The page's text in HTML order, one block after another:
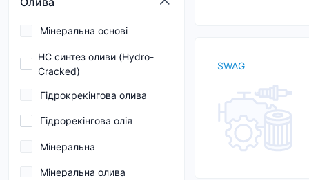
A3/B4/E7
A5
A5/B5
A5/B5-12
B1
Мінеральна основі
HC синтез оливи (Hydro-
Cracked)
Гідрокрекінгова олива
Гідрорекінгова олія
Мінеральна
Мінеральна олива
SWAG